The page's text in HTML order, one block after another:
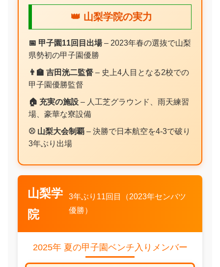
👑 山梨学院の実力
📅 甲子園11回目出場– 2023年春の選抜で山梨
県勢初の甲子園優勝
👨‍🏫 吉田洸二監督 – 史上4人目となる2校での
甲子園優勝監督
🏠 充実の施設 – 人工芝グラウンド、雨天練習
場、豪華な寮設備
⚾ 山梨大会制覇 – 決勝で日本航空を4-3で破り
3年ぶり出場
山梨学
院
3年ぶり11回目（2023年センバツ
優勝）
2025年 夏の甲子園ベンチ入りメンバー